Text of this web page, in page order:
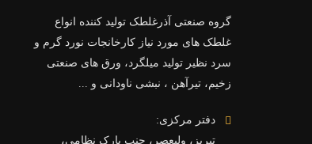
گروه صنعتی آذرغلطک تولید کننده انواع
غلطک های مورد نیاز کارخانجات نورد گرم و
سرد نظیر تولید میلگرد، ورق های صنعتی
زخیم، تیرآهن ، نبشی ناودانی و ...
دفتر مرکزی:
تبریز، ولیعصر، جنب پارک نظامی،